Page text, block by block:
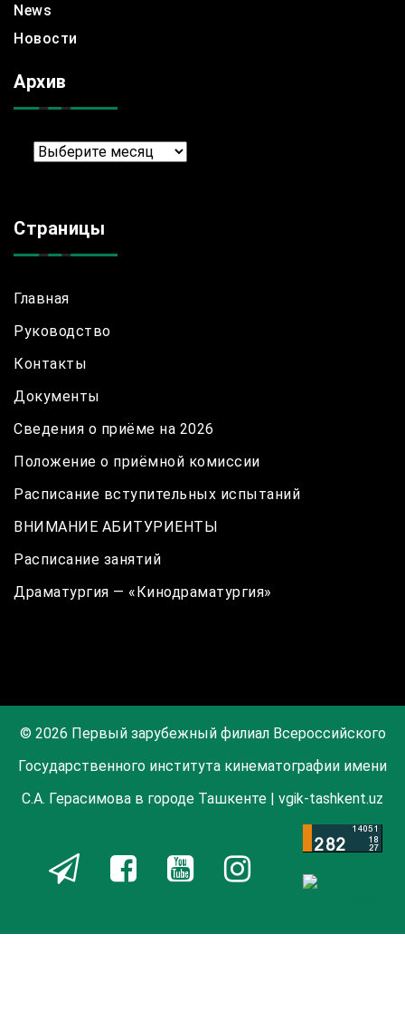
News
Новости
Архив
Архив
Страницы
Главная
Руководство
Контакты
Документы
Сведения о приёме на 2026
Положение о приёмной комиссии
Расписание вступительных испытаний
ВНИМАНИЕ АБИТУРИЕНТЫ
Расписание занятий
Драматургия — «Кинодраматургия»
© 2026 Первый зарубежный филиал Всероссийского
Государственного института кинематографии имени
С.А. Герасимова в городе Ташкенте | vgik-tashkent.uz